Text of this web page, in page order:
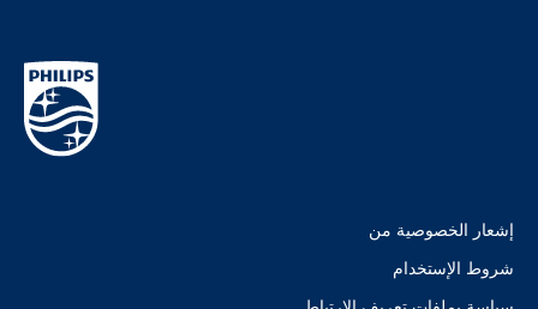
إشعار الخصوصية من
شروط الإستخدام